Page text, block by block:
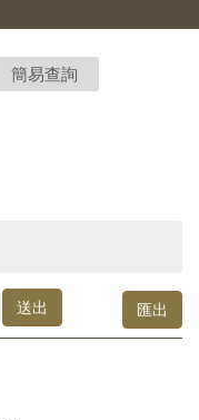
站
簡易查詢